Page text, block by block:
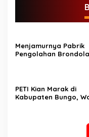
Menjamurnya Pabrik
Pengolahan
Perusahaan Maupun
Perorangan
PETI Kian Marak di
Kabupaten Bungo,